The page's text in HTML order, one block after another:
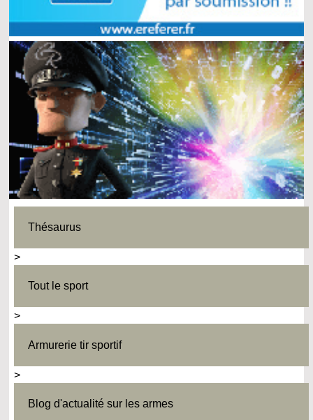
Thésaurus
>
Tout le sport
>
Armurerie tir sportif
>
Blog d'actualité sur les armes